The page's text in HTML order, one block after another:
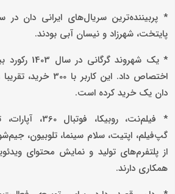
پایتخت، شهرزاد و نیسان آبی بودند.
* یک شهروند
اختصاص داد. این
دان یک خرید کرده است.
* فیلم‌نت، روبیکا،
گپ‌فیلم، اپتیت، سلام سینما، تلوبیون،
از پلتفرم‌های تولید و نمایش محتوای
همکاری دارند.